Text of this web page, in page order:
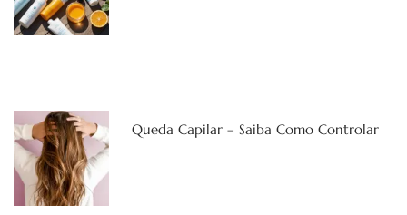
Queda Capilar – Saiba Como Controlar